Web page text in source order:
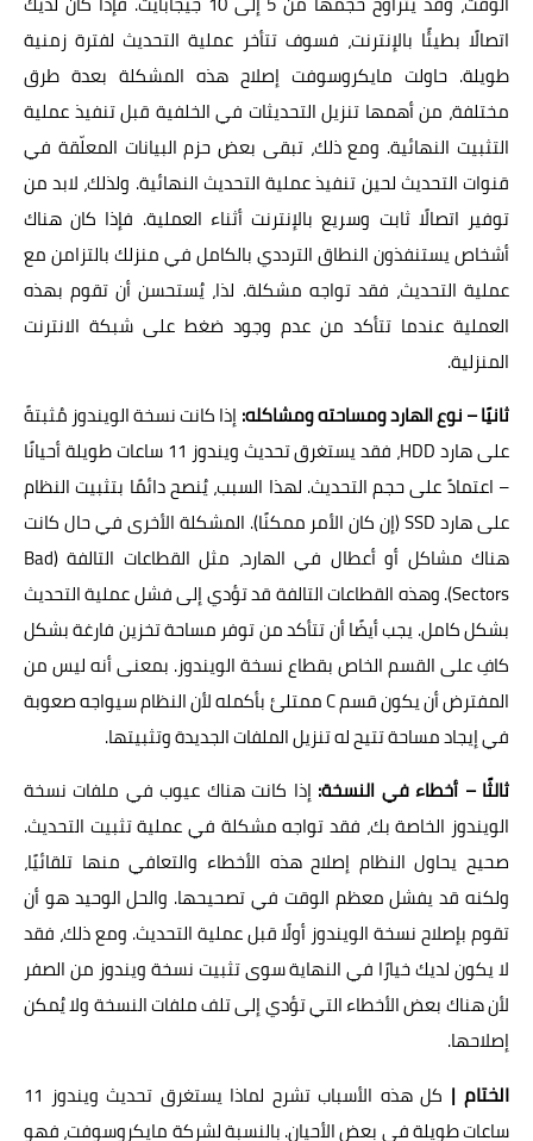
اتصالًا بطيئًا بالإنترنت، فسوف تتأخر عملية التحديث لفترة زمنية
طويلة. حاولت مايكروسوفت إصلاح هذه المشكلة بعدة طرق
مختلفة، من أهمها تنزيل التحديثات في الخلفية قبل تنفيذ عملية
التثبيت النهائية. ومع ذلك، تبقى بعض حزم البيانات المعلّقة في
قنوات التحديث لحين تنفيذ عملية التحديث النهائية. ولذلك، لابد من
توفير اتصالًا ثابت وسريع بالإنترنت أثناء العملية. فإذا كان هناك
أشخاص يستنفذون النطاق الترددي بالكامل في منزلك بالتزامن مع
عملية التحديث، فقد تواجه مشكلة. لذا، يُستحسن أن تقوم بهذه
العملية عندما تتأكد من عدم وجود ضغط على شبكة الانترنت
المنزلية.
ثانيًا – نوع الهارد ومساحته ومشاكله: إذا كانت نسخة الويندوز مُثبتةً
على هارد HDD، فقد يستغرق تحديث ويندوز 11 ساعات طويلة أحيانًا
– اعتمادً على حجم التحديث. لهذا السبب، يُنصح دائمًا بتثبيت النظام
على هارد SSD (إن كان الأمر ممكنًا). المشكلة الأخرى في حال كانت
هناك مشاكل أو أعطال في الهارد، مثل القطاعات التالفة (Bad
Sectors). وهذه القطاعات التالفة قد تؤدي إلى فشل عملية التحديث
بشكل كامل. يجب أيضًا أن تتأكد من توفر مساحة تخزين فارغة بشكل
كافِ على القسم الخاص بقطاع نسخة الويندوز. بمعنى أنه ليس من
المفترض أن يكون قسم C ممتلئ بأكمله لأن النظام سيواجه صعوبة
في إيجاد مساحة تتيح له تنزيل الملفات الجديدة وتثبيتها.
ثالثًا – أخطاء في النسخة: إذا كانت هناك عيوب في ملفات نسخة
الويندوز الخاصة بك، فقد تواجه مشكلة في عملية تثبيت التحديث.
صحيح يحاول النظام إصلاح هذه الأخطاء والتعافي منها تلقائيًا،
ولكنه قد يفشل معظم الوقت في تصحيحها. والحل الوحيد هو أن
تقوم بإصلاح نسخة الويندوز أولًا قبل عملية التحديث. ومع ذلك، فقد
لا يكون لديك خيارًا في النهاية سوى تثبيت نسخة ويندوز من الصفر
لأن هناك بعض الأخطاء التي تؤدي إلى تلف ملفات النسخة ولا يُمكن
إصلاحها.
الختام |
كل هذه الأسباب تشرح لماذا يستغرق تحديث ويندوز 11
ساعات طويلة في بعض الأحيان. بالنسبة لشركة مايكروسوفت، فهو